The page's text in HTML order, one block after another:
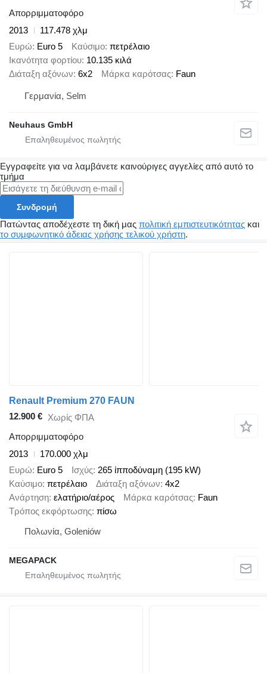
Απορριμματοφόρο
2013
117.478 χλμ
Ευρώ Euro 5 Καύσιμο πετρέλαιο
Ικανότητα φορτίου 10.135 κιλά
Διάταξη αξόνων 6x2 Μάρκα καρότσας Faun
Γερμανία, Selm
Neuhaus GmbH
Εγγραφείτε για να λαμβάνετε καινούριγες αγγελίες από αυτό το
τμήμα
Συνδρομή
Πατώντας αποδέχεστε τη δική μας πολιτική εμπιστευτικότητας και
το συμφωνητικό άδειας χρήσης τελικού χρήστη.
Renault Premium 270 FAUN
12.900 € Χωρίς ΦΠΑ
Απορριμματοφόρο
2013
170.000 χλμ
Ευρώ Euro 5 Ισχύς 265 ίπποδύναμη (195 kW)
Καύσιμο πετρέλαιο Διάταξη αξόνων 4x2
Ανάρτηση ελατήριο/αέρος Μάρκα καρότσας Faun
Τρόπος εκφόρτωσης πίσω
Πολωνία, Goleniów
MEGAPACK